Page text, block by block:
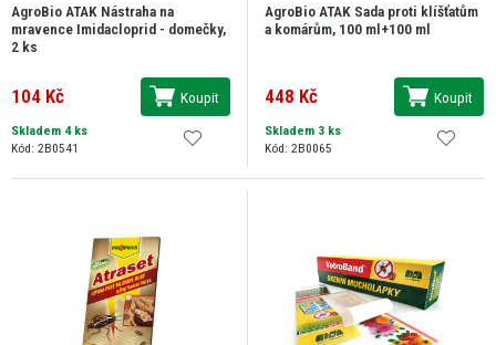
AgroBio ATAK Nástraha na
mravence Imidacloprid - domečky,
2 ks
104 Kč Koupit
Skladem 4 ks
Kód: 2B0541
AgroBio ATAK Sada proti klíšťatům
a komárům, 100 ml+100 ml
448 Kč Koupit
Skladem 3 ks
Kód: 2B0065